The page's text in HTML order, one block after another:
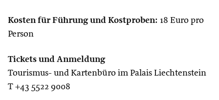
Kosten für Führung und Kostproben: 18 Euro pro
Person
Tickets und Anmeldung
Tourismus- und Kartenbüro im Palais Liechtenstein
T +43 5522 9008